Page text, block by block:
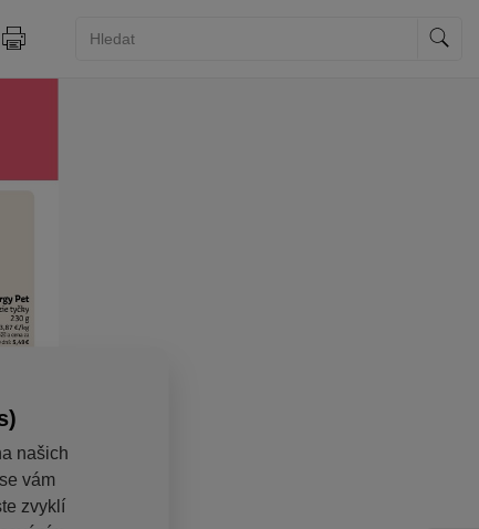
našich
vám
zvyklí